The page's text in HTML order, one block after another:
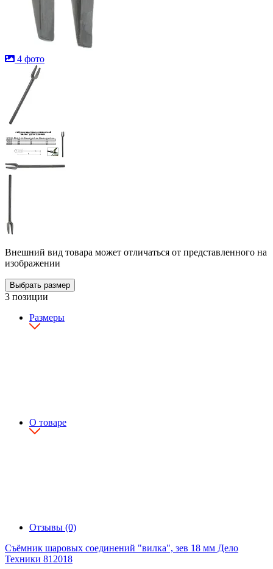
4 фото
Внешний вид товара может отличаться от представленного на
изображении
Выбрать размер
3 позиции
Размеры
О товаре
Отзывы (0)
Съёмник шаровых соединений "вилка", зев 18 мм Дело
Техники 812018